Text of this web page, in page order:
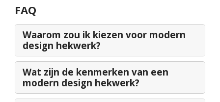
FAQ
Waarom zou ik kiezen voor modern
design hekwerk?
Wat zijn de kenmerken van een
modern design hekwerk?